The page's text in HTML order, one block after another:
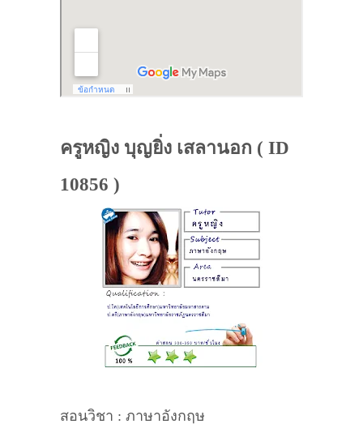
ครูหญิง บุญยิ่ง เสลานอก ( ID
10856 )
สอนวิชา : ภาษาอังกฤษ